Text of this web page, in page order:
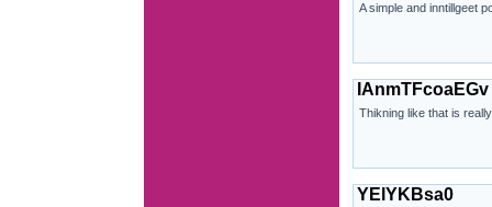
A simple and inntillgeet
IAnmTFcoaEGv
Thikning like that is
YElYKBsa0